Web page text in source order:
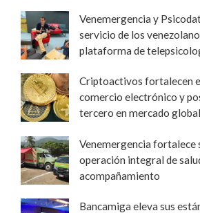
Venemergencia y
servicio de los
plataforma de
Criptoactivos fortalecen
comercio electrónico y
tercero en mercado global
Venemergencia fortalece
operación integral de
acompañamiento
Bancamiga eleva sus